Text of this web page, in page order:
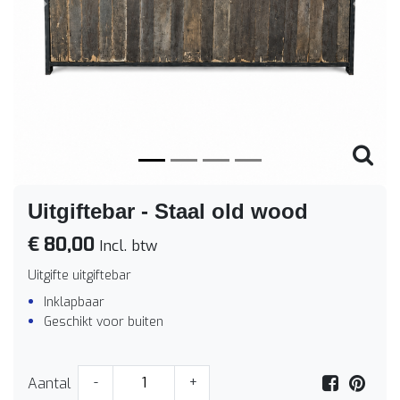
Vorige
Uitgiftebar - Staal old wood
€ 80,00 Incl. btw
Uitgifte uitgiftebar
Inklapbaar
Geschikt voor buiten
Aantal - +